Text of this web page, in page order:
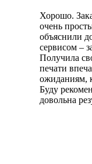
Хорошо.
очень
объяснили
сервисом –
Получила
печати
ожиданиям,
Буду
довольна